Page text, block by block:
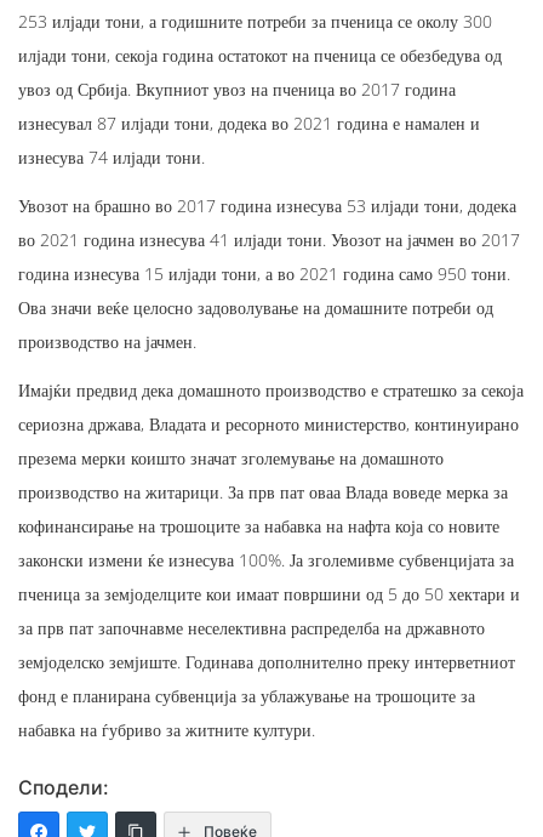
253 илјади тони, а годишните потреби за пченица се околу 300
илјади тони, секоја година остатокот на пченица се обезбедува од
увоз од Србија. Вкупниот увоз на пченица во 2017 година
изнесувал 87 илјади тони, додека во 2021 година е намален и
изнесува 74 илјади тони.
Увозот на брашно во 2017 година изнесува 53 илјади тони, додека
во 2021 година изнесува 41 илјади тони. Увозот на јачмен во 2017
година изнесува 15 илјади тони, а во 2021 година само 950 тони.
Ова значи веќе целосно задоволување на домашните потреби од
производство на јачмен.
Имајќи предвид дека домашното производство е стратешко за секоја
сериозна држава, Владата и ресорното министерство, континуирано
презема мерки коишто значат зголемување на домашното
производство на житарици. За прв пат оваа Влада воведе мерка за
кофинансирање на трошоците за набавка на нафта која со новите
законски измени ќе изнесува 100%. Ја зголемивме субвенцијата за
пченица за земјоделците кои имаат површини од 5 до 50 хектари и
за прв пат започнавме неселективна распределба на државното
земјоделско земјиште. Годинава дополнително преку интерветниот
фонд е планирана субвенција за ублажување на трошоците за
набавка на ѓубриво за житните култури.
Сподели:
Повеќе